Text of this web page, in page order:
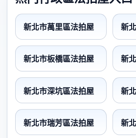
新北市萬里區法拍屋 新
新北市板橋區法拍屋 新
新北市深坑區法拍屋 新
新北市瑞芳區法拍屋 新